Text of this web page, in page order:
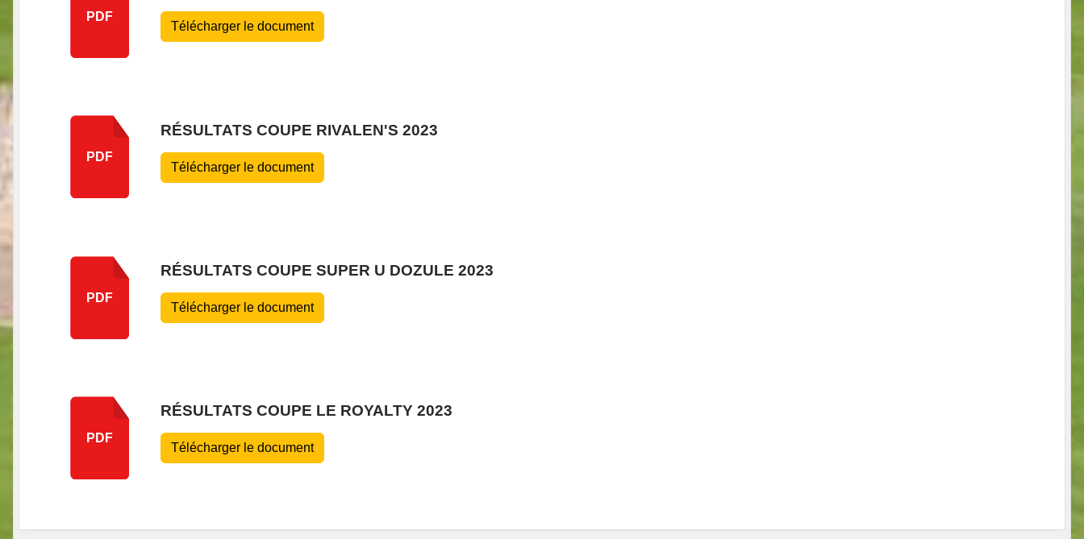
PDF
Télécharger le document
PDF
RÉSULTATS COUPE RIVALEN'S 2023
Télécharger le document
PDF
RÉSULTATS COUPE SUPER U DOZULE 2023
Télécharger le document
PDF
RÉSULTATS COUPE LE ROYALTY 2023
Télécharger le document